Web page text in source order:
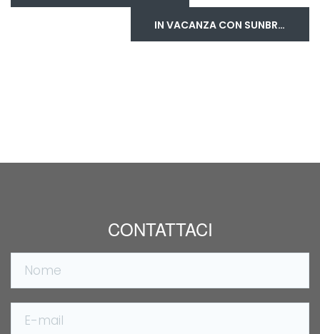
IN VACANZA CON SUNBRACKET 360!!
CONTATTACI